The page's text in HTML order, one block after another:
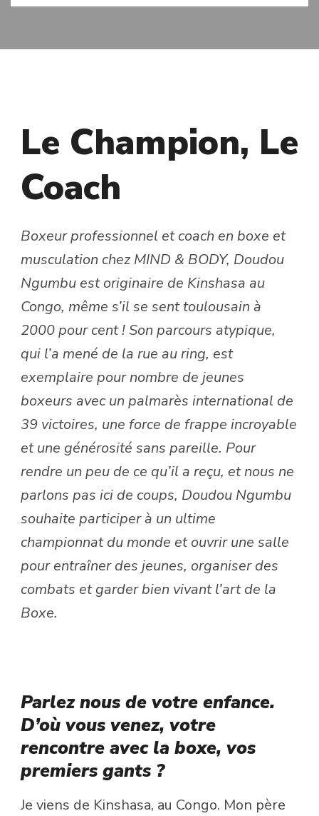
Le Champion, Le
Coach
Boxeur professionnel et coach en boxe et
musculation chez MIND & BODY, Doudou
Ngumbu est originaire de Kinshasa au
Congo, même s’il se sent toulousain à
2000 pour cent ! Son parcours atypique,
qui l’a mené de la rue au ring, est
exemplaire pour nombre de jeunes
boxeurs avec un palmarès international de
39 victoires, une force de frappe incroyable
et une générosité sans pareille. Pour
rendre un peu de ce qu’il a reçu, et nous ne
parlons pas ici de coups, Doudou Ngumbu
souhaite participer à un ultime
championnat du monde et ouvrir une salle
pour entraîner des jeunes, organiser des
combats et garder bien vivant l’art de la
Boxe.
Parlez nous de votre enfance.
D’où vous venez, votre
rencontre avec la boxe, vos
premiers gants ?
Je viens de Kinshasa, au Congo. Mon père